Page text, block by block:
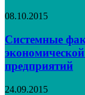
08.10.2015
Системные
предприятий
24.09.2015